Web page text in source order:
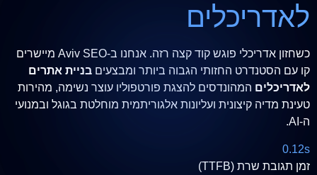
לאדריכלים
כשחזון אדריכלי פוגש קוד קצה רזה. אנחנו ב-Aviv SEO מיישרים
קו עם הסטנדרט החזותי הגבוה ביותר ומבצעים בניית אתרים
לאדריכלים המהונדסים להצגת פורטפוליו עוצר נשימה, מהירות
טעינת מדיה קיצונית ועליונות אלגוריתמית מוחלטת בגוגל ובמנועי
ה-AI.
0.12s
זמן תגובת שרת (TTFB)